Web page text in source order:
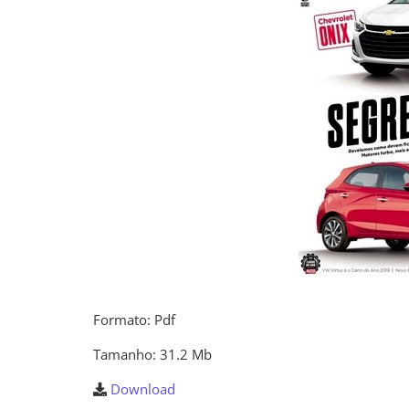
Formato: Pdf
Tamanho: 31.2 Mb
Download